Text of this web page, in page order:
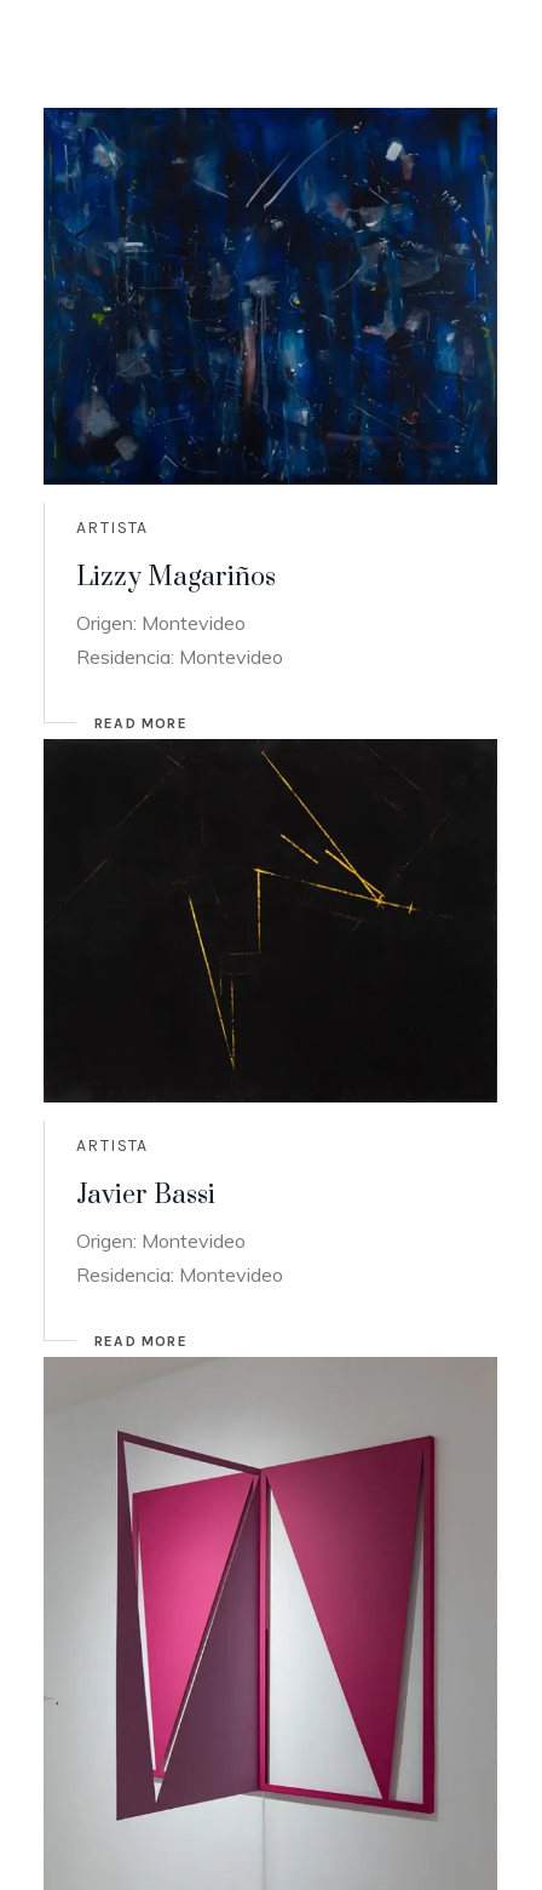
ARTISTA
Lizzy Magariños
Origen: Montevideo
Residencia: Montevideo
READ MORE
ARTISTA
Javier Bassi
Origen: Montevideo
Residencia: Montevideo
READ MORE